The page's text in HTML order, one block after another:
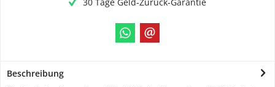
Beschreibung